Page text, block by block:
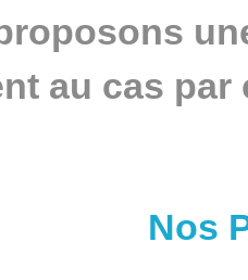
au cas par
Nos